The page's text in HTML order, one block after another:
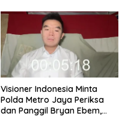
Visioner Indonesia Minta
Polda Metro Jaya Periksa
dan Panggil Bryan Ebem,